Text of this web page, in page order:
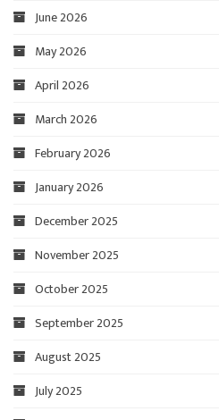
June 2026
May 2026
April 2026
March 2026
February 2026
January 2026
December 2025
November 2025
October 2025
September 2025
August 2025
July 2025